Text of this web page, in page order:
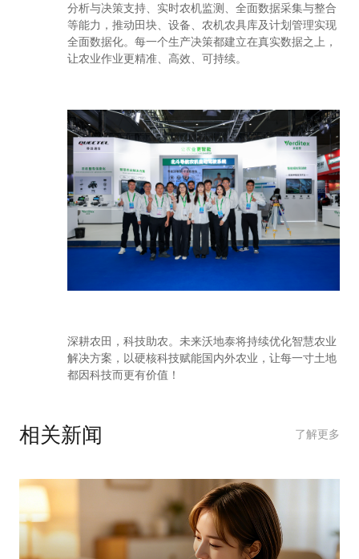
分析与决策支持、实时农机监测、全面数据采集与整合
等能力，推动田块、设备、农机农具库及计划管理实现
全面数据化。每一个生产决策都建立在真实数据之上，
让农业作业更精准、高效、可持续。
深耕农田，科技助农。未来沃地泰将持续优化智慧农业
解决方案，以硬核科技赋能国内外农业，让每一寸土地
都因科技而更有价值！
相关新闻 了解更多